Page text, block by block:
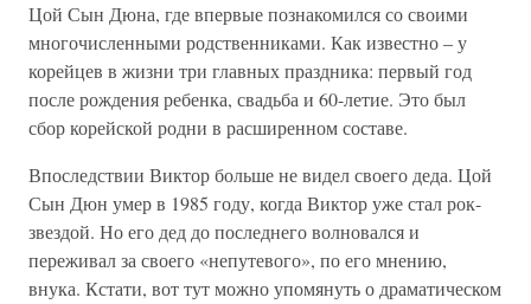
Цой Сын Дюна, где впервые познакомился со своими
многочисленными родственниками. Как известно – у
корейцев в жизни три главных праздника: первый год
после рождения ребенка, свадьба и 60-летие. Это был
сбор корейской родни в расширенном составе.
Впоследствии Виктор больше не видел своего деда. Цой
Сын Дюн умер в 1985 году, когда Виктор уже стал рок-
звездой. Но его дед до последнего волновался и
переживал за своего «непутевого», по его мнению,
внука. Кстати, вот тут можно упомянуть о драматическом